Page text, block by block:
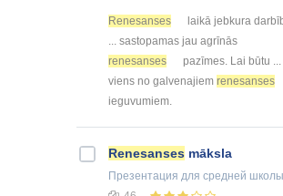
Renesanses
laikā jebkura
... sastopamas jau agrīnās
renesanses
pazīmes. Lai būtu ...
viens no galvenajiem renesanses
ieguvumiem.
Renesanses māksla
Презентация для средней школы